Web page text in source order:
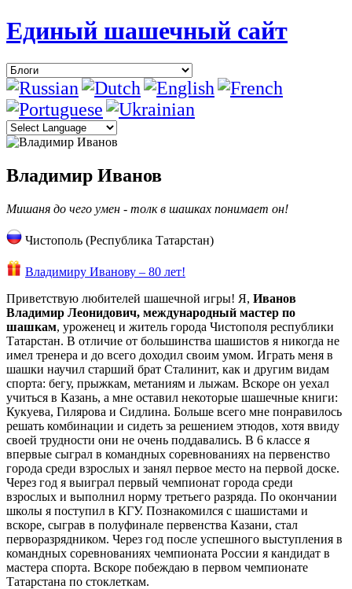
Единый шашечный сайт
Владимир Иванов
Мишаня до чего умен - толк в шашках понимает он!
Чистополь (Республика Татарстан)
Владимиру Иванову – 80 лет!
Приветствую любителей шашечной игры! Я, Иванов
Владимир Леонидович, международный мастер по
шашкам, уроженец и житель города Чистополя республики
Татарстан. В отличие от большинства шашистов я никогда не
имел тренера и до всего доходил своим умом. Играть меня в
шашки научил старший брат Сталинит, как и другим видам
спорта: бегу, прыжкам, метаниям и лыжам. Вскоре он уехал
учиться в Казань, а мне оставил некоторые шашечные книги:
Кукуева, Гилярова и Сидлина. Больше всего мне понравилось
решать комбинации и сидеть за решением этюдов, хотя ввиду
своей трудности они не очень поддавались. В 6 классе я
впервые сыграл в командных соревнованиях на первенство
города среди взрослых и занял первое место на первой доске.
Через год я выиграл первый чемпионат города среди
взрослых и выполнил норму третьего разряда. По окончании
школы я поступил в КГУ. Познакомился с шашистами и
вскоре, сыграв в полуфинале первенства Казани, стал
перворазрядником. Через год после успешного выступления в
командных соревнованиях чемпионата России я кандидат в
мастера спорта. Вскоре побеждаю в первом чемпионате
Татарстана по стоклеткам.